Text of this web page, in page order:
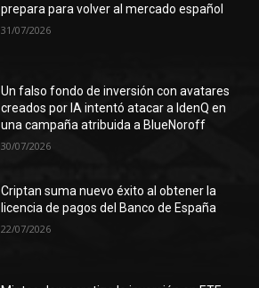
prepara para volver al mercado español
31/07/2026
Un falso fondo de inversión con avatares
creados por IA intentó atacar a IdenQ en
una campaña atribuida a BlueNoroff
30/07/2026
Criptan suma nuevo éxito al obtener la
licencia de pagos del Banco de España
22/07/2026